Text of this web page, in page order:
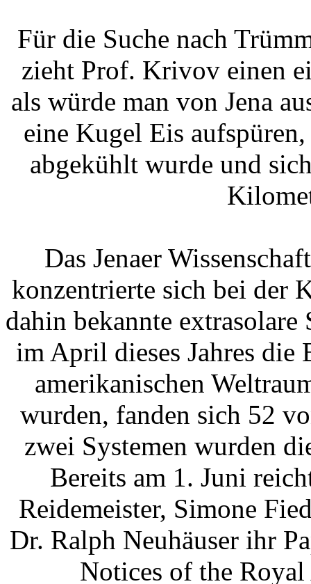
Für die Suche nach
zieht Prof. Krivov einen
als würde man von Jena
eine Kugel Eis
abgekühlt wurde und
Das Jenaer
konzentrierte sich bei der
dahin bekannte
im April dieses Jahres die
amerikanischen
wurden, fanden sich 52
zwei Systemen wurden
Bereits am 1. Juni
Reidemeister, Simone
Dr. Ralph Neuhäuser ihr
Notices of the